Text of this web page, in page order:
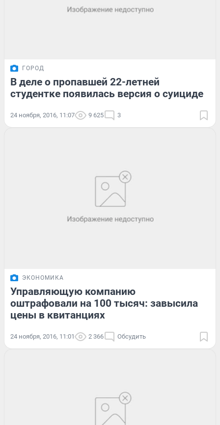
ГОРОД
В деле о пропавшей 22-летней
студентке появилась версия о суициде
24 ноября, 2016, 11:07 9 625 3
ЭКОНОМИКА
Управляющую компанию
оштрафовали на 100 тысяч: завысила
цены в квитанциях
24 ноября, 2016, 11:01 2 366 Обсудить